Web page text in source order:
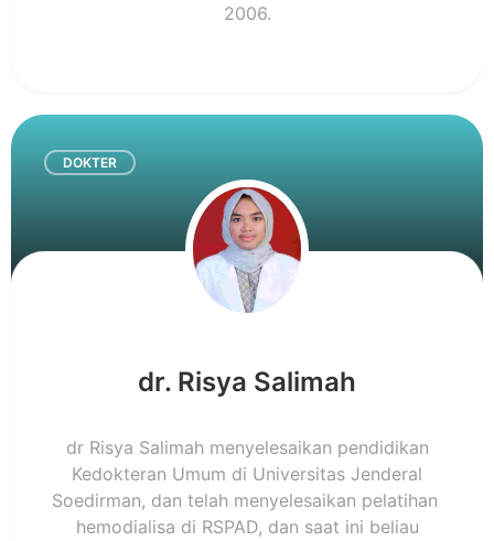
2006.
DOKTER
dr. Risya Salimah
dr Risya Salimah menyelesaikan pendidikan
Kedokteran Umum di Universitas Jenderal
Soedirman, dan telah menyelesaikan pelatihan
hemodialisa di RSPAD, dan saat ini beliau